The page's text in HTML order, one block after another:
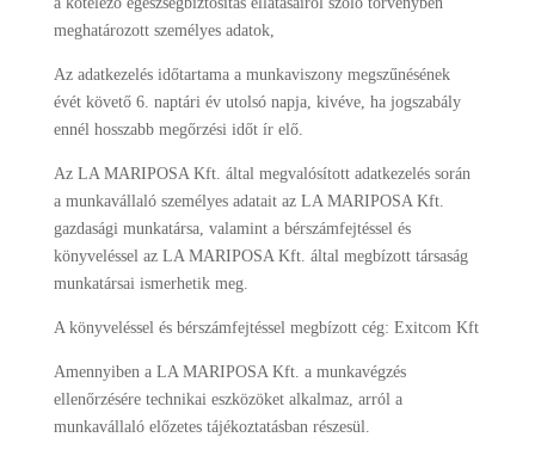
meghatározott személyes adatok,
Az adatkezelés időtartama a munkaviszony megszűnésének
évét követő 6. naptári év utolsó napja, kivéve, ha jogszabály
ennél hosszabb megőrzési időt ír elő.
Az LA MARIPOSA Kft. által megvalósított adatkezelés során
a munkavállaló személyes adatait az LA MARIPOSA Kft.
gazdasági munkatársa, valamint a bérszámfejtéssel és
könyveléssel az LA MARIPOSA Kft. által megbízott társaság
munkatársai ismerhetik meg.
A könyveléssel és bérszámfejtéssel megbízott cég: Exitcom Kft
Amennyiben a LA MARIPOSA Kft. a munkavégzés
ellenőrzésére technikai eszközöket alkalmaz, arról a
munkavállaló előzetes tájékoztatásban részesül.